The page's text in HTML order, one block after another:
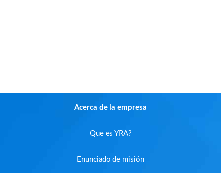
Acerca de la empresa
Que es YRA?
Enunciado de misión